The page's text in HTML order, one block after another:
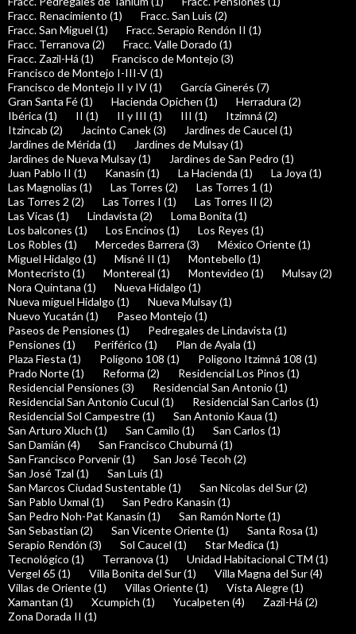
Fracc. Renacimiento (1)
Fracc. San Luis (2)
Fracc. San Miguel (1)
Fracc. Serapio Rendón II (1)
Fracc. Terranova (2)
Fracc. Valle Dorado (1)
Fracc. Zazil-Há (1)
Francisco de Montejo (3)
Francisco de Montejo I-III-V (1)
Francisco de Montejo II y IV (1)
García Ginerés (7)
Gran Santa Fé (1)
Hacienda Opichen (1)
Herradura (2)
Ibérica (1)
II (1) II y III (1) III (1)
Itzimná (2)
Itzincab (2)
Jacinto Canek (3)
Jardines de Caucel (1)
Jardines de Mérida (1)
Jardines de Mulsay (1)
Jardines de Nueva Mulsay (1)
Jardines de San Pedro (1)
Juan Pablo II (1)
Kanasín (1) La Hacienda (1)
La Joya (1)
Las Magnolias (1)
Las Torres (2)
Las Torres 1 (1)
Las Torres 2 (2)
Las Torres I (1)
Las Torres II (2)
Las Vicas (1)
Lindavista (2)
Loma Bonita (1)
Los balcones (1)
Los Encinos (1)
Los Reyes (1)
Los Robles (1)
Mercedes Barrera (3)
México Oriente (1)
Miguel Hidalgo (1)
Misné II (1)
Montebello (1)
Montecristo (1)
Montereal (1) Montevideo (1)
Mulsay (2)
Nora Quintana (1)
Nueva Hidalgo (1)
Nueva miguel Hidalgo (1)
Nueva Mulsay (1)
Nuevo Yucatán (1)
Paseo Montejo (1)
Paseos de Pensiones (1)
Pedregales de Lindavista (1)
Pensiones (1)
Periférico (1)
Plan de Ayala (1)
Plaza Fiesta (1)
Polígono 108 (1)
Poligono Itzimná 108 (1)
Prado Norte (1)
Reforma (2)
Residencial Los Pinos (1)
Residencial Pensiones (3)
Residencial San Antonio (1)
Residencial San Antonio Cucul (1)
Residencial San Carlos (1)
Residencial Sol Campestre (1)
San Antonio Kaua (1)
San Arturo Xluch (1)
San Camilo (1)
San Carlos (1)
San Damián (4)
San Francisco Chuburná (1)
San Francisco Porvenir (1)
San José Tecoh (2)
San José Tzal (1)
San Luis (1)
San Marcos Ciudad Sustentable (1)
San Nicolas del Sur (2)
San Pablo Uxmal (1)
San Pedro Kanasin (1)
San Pedro Noh-Pat Kanasín (1)
San Ramón Norte (1)
San Sebastian (2)
San Vicente Oriente (1)
Santa Rosa (1)
Serapio Rendón (3)
Sol Caucel (1)
Star Medica (1)
Tecnológico (1)
Terranova (1)
Unidad Habitacional CTM (1)
Vergel 65 (1)
Villa Bonita del Sur (1)
Villa Magna del Sur (4)
Villas de Oriente (1)
Villas Oriente (1)
Vista Alegre (1)
Xamantan (1)
Xcumpich (1) Yucalpeten (4)
Zazil-Há (2)
Zona Dorada II (1)